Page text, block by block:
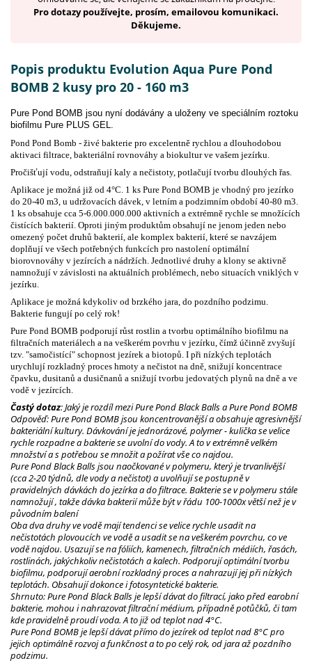
Pro dotazy používejte, prosím, emailovou komunikaci.
Děkujeme.
Popis produktu Evolution Aqua Pure Pond
BOMB 2 kusy pro 20 - 160 m3
Pure Pond BOMB jsou nyní dodávány a uloženy ve speciálním roztoku
biofilmu Pure PLUS GEL.
Pond Pond Bomb - živé bakterie pro excelentně rychlou a dlouhodobou
aktivaci filtrace, bakteriální rovnováhy a biokultur ve vašem jezírku.
Pročišťují vodu, odstraňují kaly a nečistoty, potlačují tvorbu dlouhých řas.
Aplikace je možná již od 4°C. 1 ks Pure Pond BOMB je vhodný pro jezírko
do 20-40 m3, u udržovacích dávek, v letním a podzimním období 40-80 m3.
1 ks obsahuje cca 5-6.000.000.000 aktivních a extrémně rychle se množících
čistících bakterií. Oproti jiným produktům obsahují ne jenom jeden nebo
omezený počet druhů bakterií, ale komplex bakterií, které se navzájem
doplňují ve všech potřebných funkcích pro nastolení optimální
biorovnováhy v jezírcích a nádržích. Jednotlivé druhy a klony se aktivně
namnožují v závislosti na aktuálních problémech, nebo situacích vniklých v
jezírku.
Aplikace je možná kdykoliv od brzkého jara, do pozdního podzimu.
Bakterie fungují po celý rok!
Pure Pond BOMB podporují růst rostlin a tvorbu optimálního biofilmu na
filtračních materiálech a na veškerém povrhu v jezírku, čímž účinně zvyšují
tzv. "samočistící" schopnost jezírek a biotopů. I při nízkých teplotách
urychlují rozkladný proces hmoty a nečistot na dně, snižují koncentrace
čpavku, dusitanů a dusičnanů a snižují tvorbu jedovatých plynů na dně a ve
vodě v jezírcích.
Častý dotaz: Jaký je rozdíl mezi Pure Pond Black Balls a Pure Pond BOMB
Odpověď: Pure Pond BOMB jsou koncentrovanější a obsahuje agresivnější
bakteriální kultury. Dávkování je jednorázové, polymer - kulička se velice
rychle rozpadne a bakterie se uvolní do vody. A to v extrémně velkém
množství a s potřebou se množit a požírat vše co najdou.
Pure Pond Black Balls jsou naočkované v polymeru, který je trvanlivější
(cca 2-20 týdnů, dle vody a nečistot) a uvolňují se postupně v
pravidelných dávkách do jezírka a do filtrace. Bakterie se v polymeru stále
namnožují , takže dávka bakterií může být v řádu 100-1000x větší než je v
původním balení
Oba dva druhy ve vodě mají tendenci se velice rychle usadit na
nečistotách plovoucích ve vodě a usadit se na veškerém povrchu, co ve
vodě najdou. Usazují se na fóliích, kamenech, filtračních médiích, řasách,
rostlinách, jakýchkoliv nečistotách a kalech. Podporují optimální tvorbu
biofilmu, podporují aerobní rozkladný proces a nahrazují jej při nízkých
teplotách. Obsahují dokonce i fotosyntetické bakterie.
Shrnuto: Pure Pond Black Balls je lepší dávat do filtrací, jako před earobní
bakterie, mohou i nahrazovat filtrační médium, případně potůčků, či tam
kde pravidelně proudí voda. A to již od teplot nad 4°C.
Pure Pond BOMB je lepší dávat přímo do jezírek od teplot nad 8°C pro
jejich optimálně rozvoj a funkčnost a to po celý rok, od jara až pozdního
podzimu.